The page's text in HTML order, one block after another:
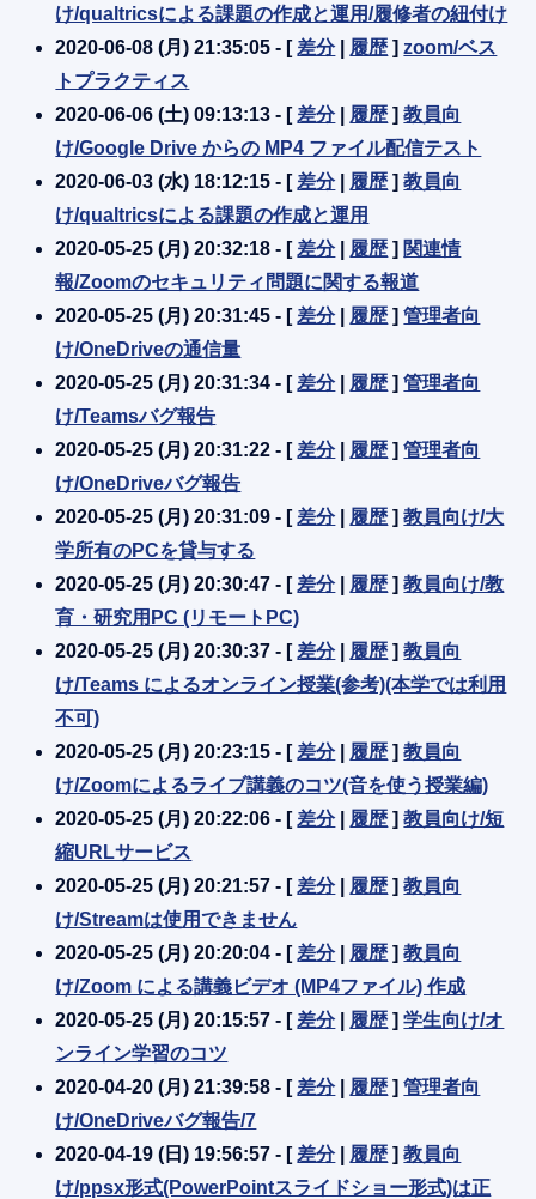
け/qualtricsによる課題の作成と運用/履修者の紐付け
2020-06-08 (月) 21:35:05 - [ 差分| 履歴]zoom/ベス
トプラクティス
2020-06-06 (土) 09:13:13 - [ 差分| 履歴]教員向
け/Google Drive からの MP4 ファイル配信テスト
2020-06-03 (水) 18:12:15 - [ 差分| 履歴]教員向
け/qualtricsによる課題の作成と運用
2020-05-25 (月) 20:32:18 - [ 差分| 履歴] 関連情
報/Zoomのセキュリティ問題に関する報道
2020-05-25 (月) 20:31:45 - [ 差分| 履歴]管理者向
け/OneDriveの通信量
2020-05-25 (月) 20:31:34 - [ 差分| 履歴]管理者向
け/Teamsバグ報告
2020-05-25 (月) 20:31:22 - [ 差分| 履歴]管理者向
け/OneDriveバグ報告
2020-05-25 (月) 20:31:09 - [ 差分| 履歴]教員向け/大
学所有のPCを貸与する
2020-05-25 (月) 20:30:47 - [ 差分| 履歴]教員向け/教
育・研究用PC (リモートPC)
2020-05-25 (月) 20:30:37 - [ 差分| 履歴]教員向
け/Teams によるオンライン授業(参考)(本学では利用
不可)
2020-05-25 (月) 20:23:15 - [ 差分| 履歴]教員向
け/Zoomによるライブ講義のコツ(音を使う授業編)
2020-05-25 (月) 20:22:06 - [ 差分| 履歴]教員向け/短
縮URLサービス
2020-05-25 (月) 20:21:57 - [ 差分| 履歴]教員向
け/Streamは使用できません
2020-05-25 (月) 20:20:04 - [ 差分| 履歴]教員向
け/Zoom による講義ビデオ (MP4ファイル) 作成
2020-05-25 (月) 20:15:57 - [ 差分| 履歴]学生向け/オ
ンライン学習のコツ
2020-04-20 (月) 21:39:58 - [ 差分| 履歴]管理者向
け/OneDriveバグ報告/7
2020-04-19 (日) 19:56:57 - [ 差分| 履歴]教員向
け/ppsx形式(PowerPointスライドショー形式)は正